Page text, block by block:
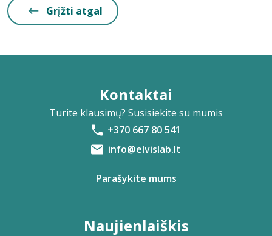
Grįžti atgal
Kontaktai
Turite klausimų? Susisiekite su mumis
+370 667 80 541
info@elvislab.lt
Parašykite mums
Naujienlaiškis